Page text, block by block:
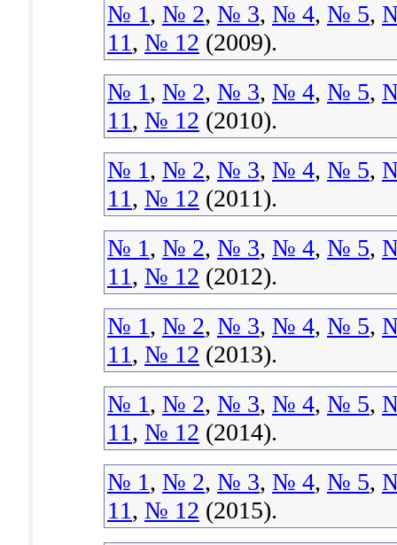
№ 1, № 2, № 3, № 4, № 5,
11, № 12 (2009).
№ 1, № 2, № 3, № 4, № 5,
11, № 12 (2010).
№ 1, № 2, № 3, № 4, № 5,
11, № 12 (2011).
№ 1, № 2, № 3, № 4, № 5,
11, № 12 (2012).
№ 1, № 2, № 3, № 4, № 5,
11, № 12 (2013).
№ 1, № 2, № 3, № 4, № 5,
11, № 12 (2014).
№ 1, № 2, № 3, № 4, № 5,
11, № 12 (2015).